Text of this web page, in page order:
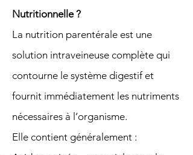
Nutritionnelle ?
La nutrition parentérale est une
solution intraveineuse complète qui
contourne le système digestif et
fournit immédiatement les nutriments
nécessaires à l’organisme.
Elle contient généralement :